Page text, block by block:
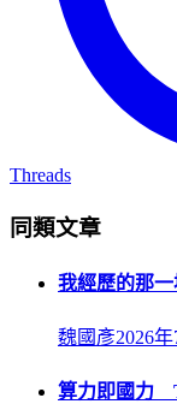
Threads
同類文章
我經歷的那
魏國彥2026年
算力即國力